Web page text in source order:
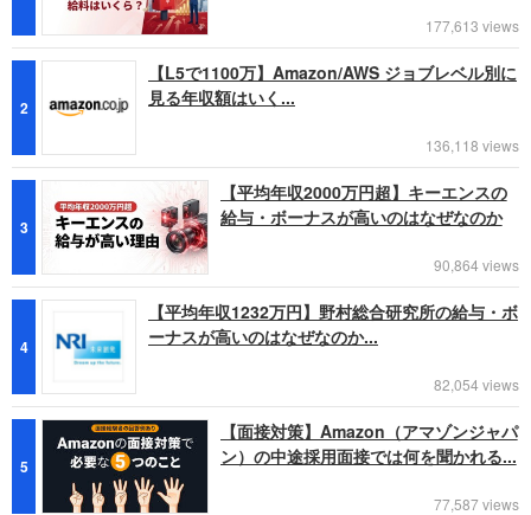
177,613 views
2
【L5で1100万】Amazon/AWS ジョブレベル別に
見る年収額はいく...
136,118 views
3
【平均年収2000万円超】キーエンスの
給与・ボーナスが高いのはなぜなのか
90,864 views
4
【平均年収1232万円】野村総合研究所の給与・ボ
ーナスが高いのはなぜなのか...
82,054 views
5
【面接対策】Amazon（アマゾンジャパ
ン）の中途採用面接では何を聞かれる...
77,587 views